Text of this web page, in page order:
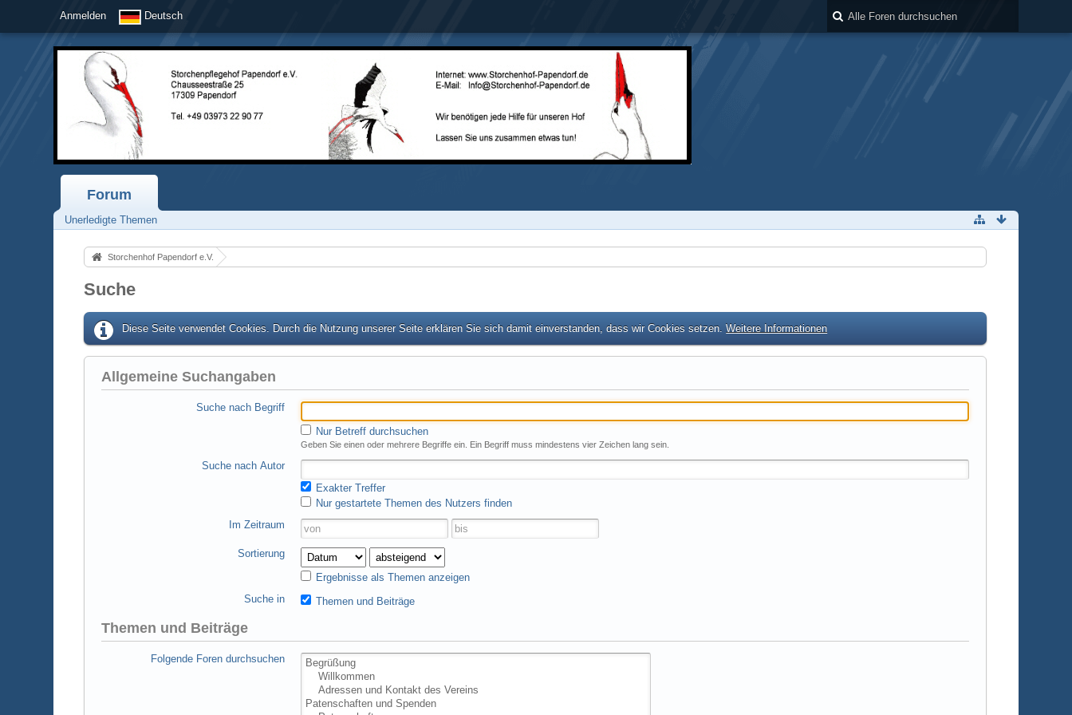
Anmelden Deutsch
Forum
Unerledigte Themen
Storchenhof Papendorf e.V.
Suche
Diese Seite verwendet Cookies. Durch die Nutzung unserer Seite erklären Sie sich damit einverstanden, dass wir Cookies setzen.Weitere Informationen
Allgemeine Suchangaben
Suche nach Begriff
Nur Betreff durchsuchen
Geben Sie einen oder mehrere Begriffe ein. Ein Begriff muss mindestens vier Zeichen lang sein.
Suche nach Autor
Exakter Treffer
Nur gestartete Themen des Nutzers finden
Im Zeitraum
Sortierung
Ergebnisse als Themen anzeigen
Suche in
Themen und Beiträge
Themen und Beiträge
Folgende Foren durchsuchen